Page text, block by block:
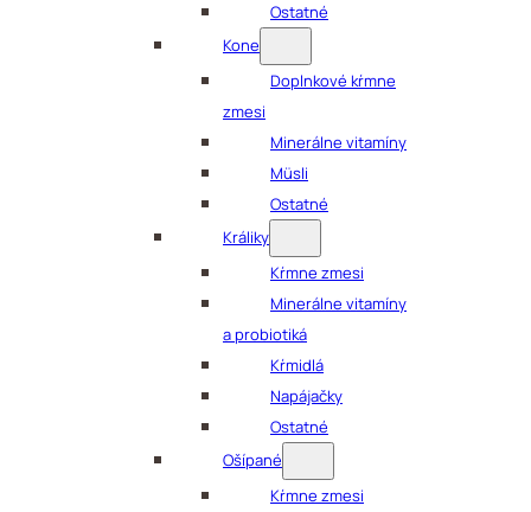
Ostatné
Kone
Doplnkové kŕmne
zmesi
Minerálne vitamíny
Müsli
Ostatné
Králiky
Kŕmne zmesi
Minerálne vitamíny
a probiotiká
Kŕmidlá
Napájačky
Ostatné
Ošípané
Kŕmne zmesi